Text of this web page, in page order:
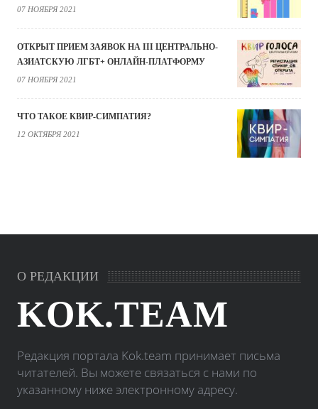
07 НОЯБРЯ 2021
ОТКРЫТ ПРИЕМ ЗАЯВОК НА III ЦЕНТРАЛЬНО-
АЗИАТСКУЮ ЛГБТ+ ОНЛАЙН-ПЛАТФОРМУ
07 НОЯБРЯ 2021
ЧТО ТАКОЕ КВИР-СИМПАТИЯ?
12 ОКТЯБРЯ 2021
О РЕДАКЦИИ
KOK.TEAM
Редакция портала Kok.team принимает письма
читателей. Вы можете связаться с нами по
указанному ниже электронному адресу.